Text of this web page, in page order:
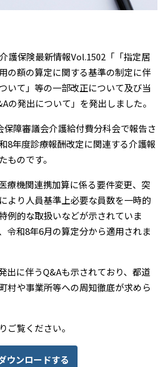
護保険最新情報Vol.1502「「指定居
の額の算定に関する基準の制定に伴
いて」等の一部改正について及び当
の発出について」を発出しました。
障審議会介護給付費分科会で報告さ
8年度診療報酬改定に関連する介護報
ものです。
療機関連携加算に係る要件変更、突
より人員基準上必要な員数を一時的
例的な取扱いなどが示されていま
令和8年6月の算定分から適用されま
出に伴うQ&Aも示されており、都道
村や事業所等への周知徹底が求めら
ご覧ください。
ウンロードする